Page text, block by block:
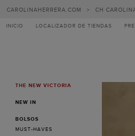
Carolina
Herrera
CAROLINAHERRERA.COM > CH
INICIO LOCALIZADOR DE TIENDAS
MENUTHE NEW VICTORIA
NEW IN
BOLSOS
MUST-HAVES